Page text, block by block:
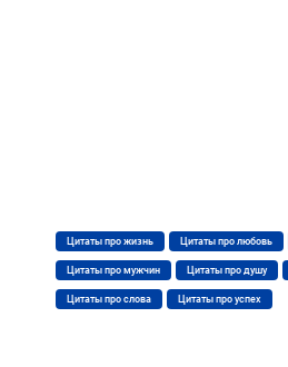
Цитаты про жизнь Цитаты про любовь
Цитаты про мужчин Цитаты про душу
Цитаты про слова Цитаты про успех